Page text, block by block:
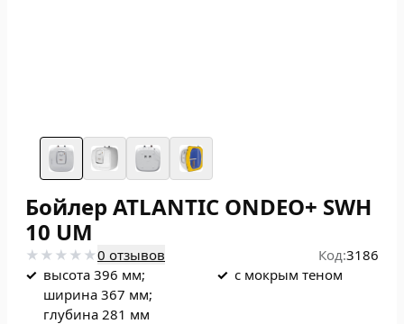
Бойлер ATLANTIC ONDEO+ SWH
10 UM
0 отзывов Код:3186
✓ высота 396 мм;
ширина 367 мм;
глубина 281 мм
✓ с мокрым теном